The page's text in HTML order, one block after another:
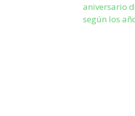
aniversario
según los